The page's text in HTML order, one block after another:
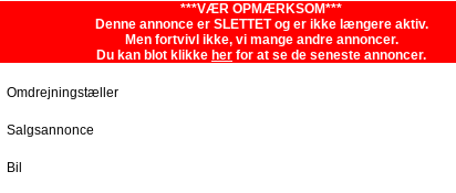
***VÆR OPMÆRKSOM***
Denne annonce er SLETTET og er ikke længere aktiv.
Men fortvivl ikke, vi mange andre annoncer.
Du kan blot klikke her for at se de seneste annoncer.
Omdrejningstæller
Salgsannonce
Bil